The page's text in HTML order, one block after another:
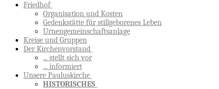
Friedhof
Organisation und Kosten
Gedenkstätte für stillgeborenes Leben
Urnengemeinschaftsanlage
Kreise und Gruppen
Der Kirchenvorstand
... stellt sich vor
... informiert
Unsere Pauluskirche
HISTORISCHES